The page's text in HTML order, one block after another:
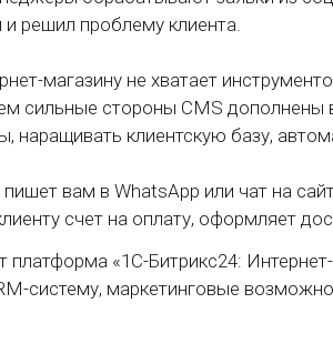
и решил проблему клиента.
магазину не хватает
сильные стороны CMS
наращивать клиентскую базу,
пишет вам в WhatsApp или чат на
счет на оплату, оформляет
платформа «1С-Битрикс24:
систему, маркетинговые